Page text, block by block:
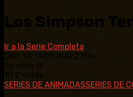
Ir a la Serie Completa
SERIES DE ANIMADASSERIES DE